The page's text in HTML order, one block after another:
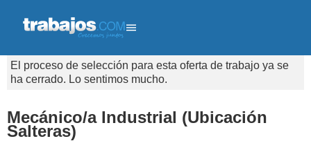
El proceso de selección para esta oferta de trabajo ya se
ha cerrado. Lo sentimos mucho.
Mecánico/a Industrial (Ubicación
Salteras)